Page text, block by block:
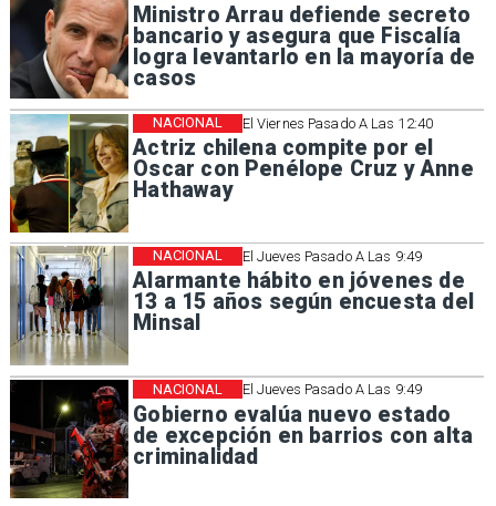
Ministro Arrau defiende secreto
bancario y asegura que Fiscalía
logra levantarlo en la mayoría de
casos
El Viernes Pasado A Las 12:40
Actriz chilena compite por el
Oscar con Penélope Cruz y Anne
Hathaway
NACIONAL
El Jueves Pasado A Las 9:49
Alarmante hábito en jóvenes de
13 a 15 años según encuesta del
Minsal
NACIONAL
El Jueves Pasado A Las 9:49
Gobierno evalúa nuevo estado
de excepción en barrios con alta
criminalidad
NACIONAL